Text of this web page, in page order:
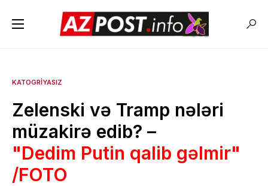
KATOGRIYASIZ
Zelenski və Tramp nələri
müzakirə edib? –
"Dedim Putin qalib gəlmir"
/FOTO